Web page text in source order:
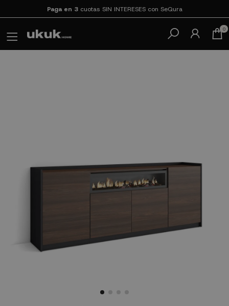
Paga en 3cuotas SIN INTERESES con SeQura
0